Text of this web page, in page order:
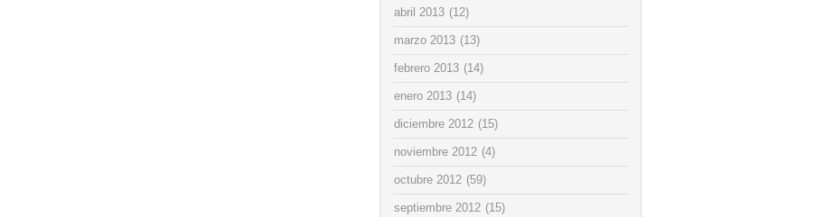
abril 2013 (12)
marzo 2013 (13)
febrero 2013 (14)
enero 2013 (14)
diciembre 2012 (15)
noviembre 2012 (4)
octubre 2012 (59)
septiembre 2012 (15)